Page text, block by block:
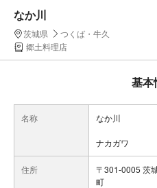
なか川
茨城県
つくば・牛久
郷土料理店
基本
名称 なか川
ナカガワ
住所
〒301-0005 茨
町